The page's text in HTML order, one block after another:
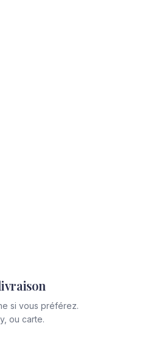
si vous préférez.
ou carte.